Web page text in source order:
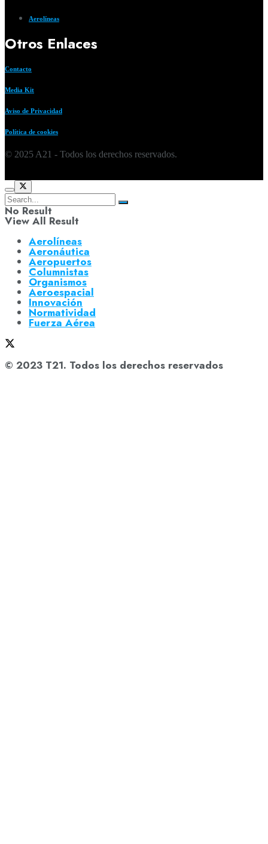
Aerolíneas
Otros Enlaces
Contacto
Media Kit
Aviso de Privacidad
Política de cookies
© 2025 A21 - Todos los derechos reservados.
No Result
View All Result
Aerolíneas
Aeronáutica
Aeropuertos
Columnistas
Organismos
Aeroespacial
Innovación
Normatividad
Fuerza Aérea
© 2023 T21. Todos los derechos reservados